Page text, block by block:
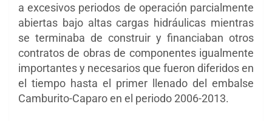
a excesivos periodos de operación parcialmente
abiertas bajo altas cargas hidráulicas mientras
se terminaba de construir y financiaban otros
contratos de obras de componentes igualmente
importantes y necesarios que fueron diferidos en
el tiempo hasta el primer llenado del embalse
Camburito-Caparo en el periodo 2006-2013.